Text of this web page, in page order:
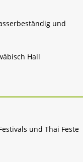
und Thai Feste